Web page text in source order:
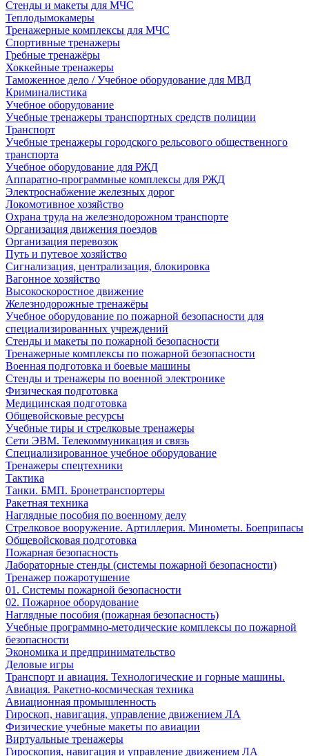
Стенды и макеты для МЧС
Теплодымокамеры
Тренажерные комплексы для МЧС
Спортивные тренажеры
Гребные тренажёры
Хоккейные тренажеры
Таможенное дело / Учебное оборудование для МВД
Криминалистика
Учебное оборудование
Учебные тренажеры транспортных средств полиции
Транспорт
Учебные тренажеры городского рельсового общественного
транспорта
Учебное оборудование для РЖД
Аппаратно-программные комплексы для РЖД
Электроснабжение железных дорог
Локомотивное хозяйство
Охрана труда на железнодорожном транспорте
Организация движения поездов
Организация перевозок
Путь и путевое хозяйство
Сигнализация, централизация, блокировка
Вагонное хозяйство
Высокоскоростное движение
Железнодорожные тренажёры
Учебное оборудование по пожарной безопасности для
специализированных учреждений
Стенды и макеты по пожарной безопасности
Тренажерные комплексы по пожарной безопасности
Военная подготовка и боевые машины
Стенды и тренажеры по военной электронике
Физическая подготовка
Медицинская подготовка
Общевойсковые ресурсы
Учебные тиры и стрелковые тренажеры
Сети ЭВМ. Телекоммуникация и связь
Специализированное учебное оборудование
Тренажеры спецтехники
Тактика
Танки. БМП. Бронетранспортеры
Ракетная техника
Наглядные пособия по военному делу
Стрелковое вооружение. Артиллерия. Минометы. Боеприпасы
Общевойсковая подготовка
Пожарная безопасность
Лабораторные стенды (системы пожарной безопасности)
Тренажер пожаротушение
01. Системы пожарной безопасности
02. Пожарное оборудование
Наглядные пособия (пожарная безопасность)
Учебные программно-методические комплексы по пожарной
безопасности
Экономика и предпринимательство
Деловые игры
Транспорт и авиация. Технологические и горные машины.
Авиация. Ракетно-космическая техника
Авиационная промышленность
Гироскоп, навигация, управление движением ЛА
Физические учебные макеты по авиации
Виртуальные тренажеры
Гироскопия, навигация и управление движением ЛА